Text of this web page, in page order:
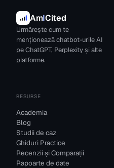
AmICited
Urmărește cum te
menționează chatbot-urile AI
pe ChatGPT, Perplexity și alte
platforme.
RESURSE
Academia
Blog
Studii de caz
Ghiduri Practice
Recenzii și Comparații
Rapoarte de date